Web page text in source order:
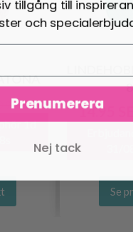
SEK
1d
14.95
Se
tillgång till
och
Prenumerera
Nej tack